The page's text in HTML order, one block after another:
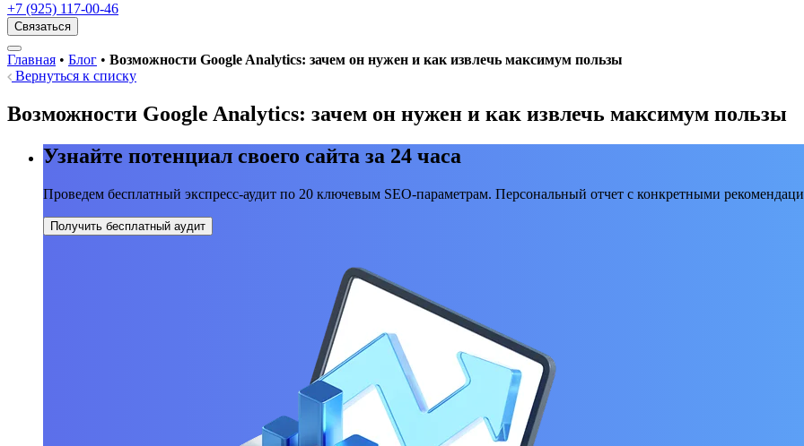
+7 (925) 117-00-46
Связаться
Главная • Блог • Возможности Google Analytics: зачем он нужен и как извлечь максимум пользы
Вернуться к списку
Возможности Google Analytics: зачем он нужен и как извлечь максимум пользы
Узнайте потенциал своего сайта за 24 часа
Проведем бесплатный экспресс-аудит по 20 ключевым SEO-параметрам. Персональный отчет с конкретными
Получить бесплатный аудит